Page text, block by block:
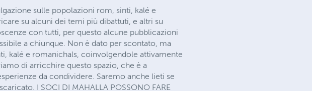
sulle popolazioni rom, sinti, kalé e
su alcuni dei temi più dibattuti, e altri su
con tutti, per questo alcune pubblicazioni
a chiunque. Non è dato per scontato, ma
kalé e romanichals, coinvolgendole attivamente
di arricchire questo spazio, che è a
da condividere. Saremo anche lieti se
I SOCI DI MAHALLA POSSONO FARE